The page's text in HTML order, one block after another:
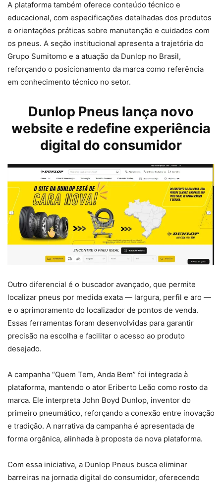
A plataforma também oferece conteúdo técnico e
educacional, com especificações detalhadas dos produtos
e orientações práticas sobre manutenção e cuidados com
os pneus. A seção institucional apresenta a trajetória do
Grupo Sumitomo e a atuação da Dunlop no Brasil,
reforçando o posicionamento da marca como referência
em conhecimento técnico no setor.
Dunlop Pneus lança novo
website e redefine experiência
digital do consumidor
Outro diferencial é o buscador avançado, que permite
localizar pneus por medida exata — largura, perfil e aro —
e o aprimoramento do localizador de pontos de venda.
Essas ferramentas foram desenvolvidas para garantir
precisão na escolha e facilitar o acesso ao produto
desejado.
A campanha “Quem Tem, Anda Bem” foi integrada à
plataforma, mantendo o ator Eriberto Leão como rosto da
marca. Ele interpreta John Boyd Dunlop, inventor do
primeiro pneumático, reforçando a conexão entre inovação
e tradição. A narrativa da campanha é apresentada de
forma orgânica, alinhada à proposta da nova plataforma.
Com essa iniciativa, a Dunlop Pneus busca eliminar
barreiras na jornada digital do consumidor, oferecendo